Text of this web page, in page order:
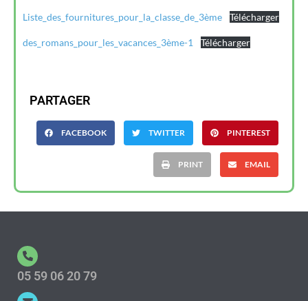
Liste_des_fournitures_pour_la_classe_de_3ème Télécharger
des_romans_pour_les_vacances_3ème-1 Télécharger
PARTAGER
FACEBOOK TWITTER PINTEREST
PRINT EMAIL
05 59 06 20 79